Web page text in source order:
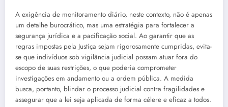
A exigência de monitoramento diário, neste contexto, não é apenas
um detalhe burocrático, mas uma estratégia para fortalecer a
segurança jurídica e a pacificação social. Ao garantir que as
regras impostas pela Justiça sejam rigorosamente cumpridas, evita-
se que indivíduos sob vigilância judicial possam atuar fora do
escopo de suas restrições, o que poderia comprometer
investigações em andamento ou a ordem pública. A medida
busca, portanto, blindar o processo judicial contra fragilidades e
assegurar que a lei seja aplicada de forma célere e eficaz a todos.